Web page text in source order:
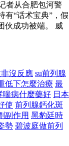
者从合肥包河警
有“话术宝典”，假
伙成功被端。 威
沒反應 su前列腺
低下怎麼治療 最
喘病什麼藥好 日本
使 前列腺鈣化斑
副作用 黑豹廷時
勢 碧波庭做前列